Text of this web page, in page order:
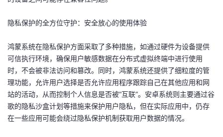
藏
隐私保护的全方位守护：安全放心的使用体验
鸿蒙系统在隐私保护方面采取了多种措施，如通过硬件为设备提供
可信执行环境，确保用户敏感数据在分布式虚拟终端中进行使用
时，不会被非法访问和篡改。同时，鸿蒙系统还提供了细粒度的管
理功能，允许用户选择是否允许应用程序跟踪自己在其他应用和网
站的活动，从而控制个人信息是否被“互联”。安卓系统则主要通过谷
歌的隐私沙盒计划等措施来保护用户隐私，但在实际应用中，仍存
在一些应用可能会绕过隐私保护机制获取用户数据的情况。